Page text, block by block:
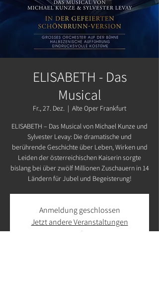
ELISABETH - Das
Musical
Fr., 27. Dez.
  |
Alte Oper Frankfurt
ELISABETH – Das Musical von Michael Kunze und
Sylvester Levay: Die dramatische und
berührende Geschichte über Leben, Wirken und
Leiden der österreichischen Kaiserin sorgte
bislang bei über zwölf Millionen Zuschauern in 14
Ländern für Jubel und Begeisterung!
Anmeldung geschlossen
Jetzt andere Veranstaltungen
ansehen